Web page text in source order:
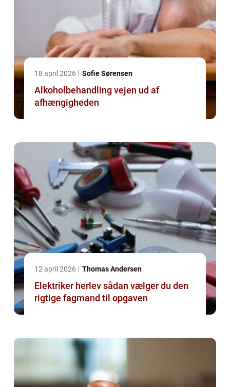
18 april 2026 Sofie Sørensen
Alkoholbehandling vejen ud af
afhængigheden
12 april 2026 Thomas Andersen
Elektriker herlev sådan vælger du den
rigtige fagmand til opgaven